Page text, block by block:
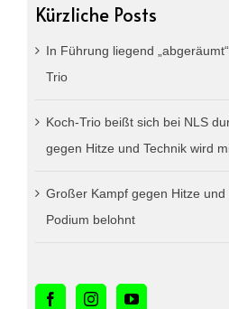
Kürzliche Posts
In Führung liegend
Trio
Koch-Trio beißt sich bei NLS
gegen Hitze und Technik wird
Großer Kampf gegen Hitze und
Podium belohnt